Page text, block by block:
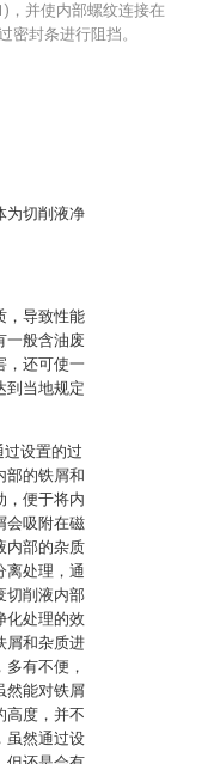
为切削液净
，导致性能
一般含油废
，还可使一
到当地规定
过设置的过
部的铁屑和
，便于将内
会吸附在磁
内部的杂质
离处理，通
切削液内部
化处理的效
屑和杂质进
有不便，
然能对铁屑
高度，并不
虽然通过设
，并使内部螺纹连接在
密封条进行阻挡。